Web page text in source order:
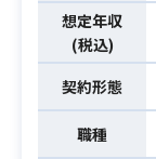
想定年収
(税込)
契約形態
職種